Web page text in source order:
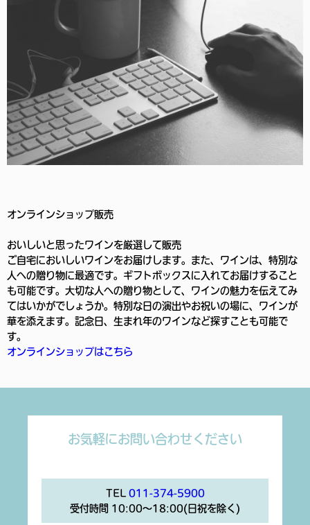
オンラインショップ販売
おいしいと思ったワインを厳選して販売
ご自宅においしいワインをお届けします。また、ワインは、特別な
人への贈り物に最適です。ギフトボックスに入れてお届けすること
も可能です。大切な人への贈り物として、ワインの魅力を伝えてみ
てはいかがでしょうか。特別な日の演出やお祝いの場に、ワインが
華を添えます。記念日、生まれ年のワインなど探すことも可能で
す。
オンラインショップはこちら
お気軽にお問い合わせください
TEL 011-374-5900
受付時間 10:00〜18:00(日祝を除く)